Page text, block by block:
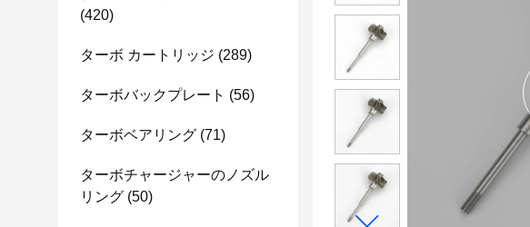
(420)
ターボ カートリッジ (289)
ターボバックプレート (56)
ターボベアリング (71)
ターボチャージャーのノズル
リング (50)